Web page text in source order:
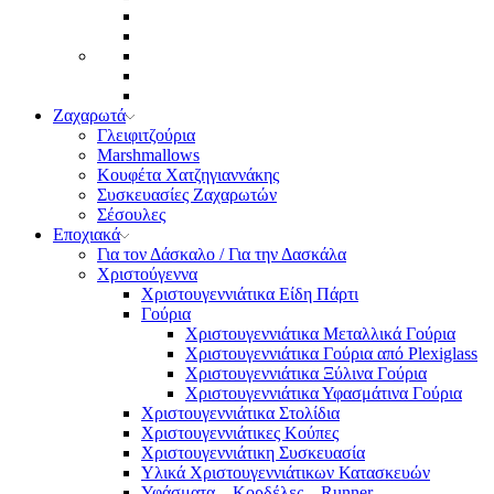
Ζαχαρωτά
Γλειφιτζούρια
Marshmallows
Κουφέτα Χατζηγιαννάκης
Συσκευασίες Ζαχαρωτών
Σέσουλες
Εποχιακά
Για τον Δάσκαλο / Για την Δασκάλα
Χριστούγεννα
Χριστουγεννιάτικα Είδη Πάρτι
Γούρια
Χριστουγεννιάτικα Μεταλλικά Γούρια
Χριστουγεννιάτικα Γούρια από Plexiglass
Χριστουγεννιάτικα Ξύλινα Γούρια
Χριστουγεννιάτικα Υφασμάτινα Γούρια
Χριστουγεννιάτικα Στολίδια
Χριστουγεννιάτικες Κούπες
Χριστουγεννιάτικη Συσκευασία
Υλικά Χριστουγεννιάτικων Κατασκευών